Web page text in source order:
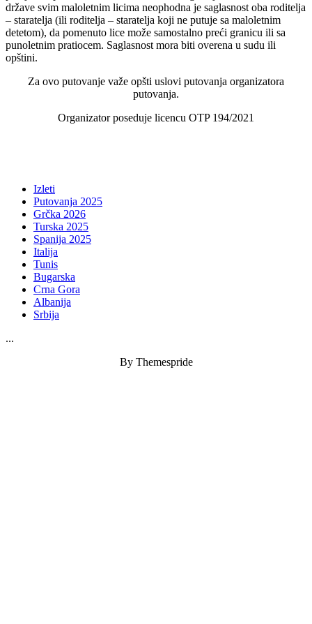
države svim maloletnim licima neophodna je saglasnost oba roditelja
– staratelja (ili roditelja – staratelja koji ne putuje sa maloletnim
detetom), da pomenuto lice može samostalno preći granicu ili sa
punoletnim pratiocem. Saglasnost mora biti overena u sudu ili
opštini.
Za ovo putovanje važe opšti uslovi putovanja organizatora
putovanja.
Organizator poseduje licencu OTP 194/2021
Izleti
Putovanja 2025
Grčka 2026
Turska 2025
Spanija 2025
Italija
Tunis
Bugarska
Crna Gora
Albanija
Srbija
...
By Themespride